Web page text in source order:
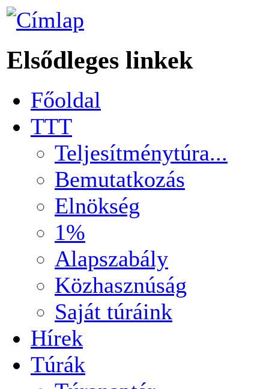
Elsődleges linkek
Főoldal
TTT
Teljesítménytúra...
Bemutatkozás
Elnökség
1%
Alapszabály
Közhasznúság
Saját túráink
Hírek
Túrák